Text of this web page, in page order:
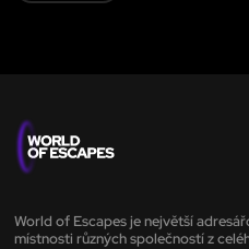
World of Escapes je největší
místnosti různých společností z